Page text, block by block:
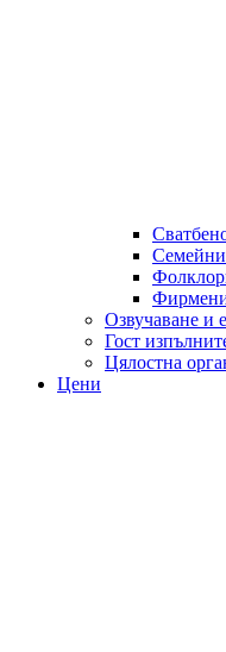
Озвучаване и
Гост
Цялостна
Цени